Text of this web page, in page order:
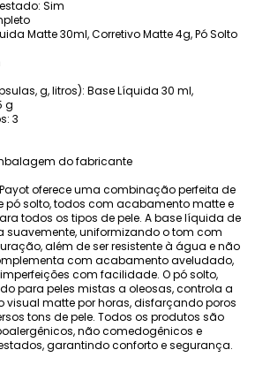
Sim
Matte 30ml, Corretivo Matte 4g, Pó Solto
g, litros): Base Líquida 30 ml,
g
3
do fabricante
oferece uma combinação perfeita de
pó solto, todos com acabamento matte e
todos os tipos de pele. A base líquida de
suavemente, uniformizando o tom com
além de ser resistente à água e não
com acabamento aveludado,
com facilidade. O pó solto,
para peles mistas a oleosas, controla a
visual matte por horas, disfarçando poros
tons de pele. Todos os produtos são
não comedogênicos e
garantindo conforto e segurança.